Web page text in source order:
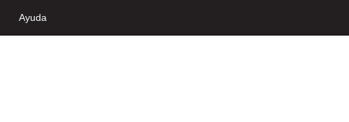
Ayuda